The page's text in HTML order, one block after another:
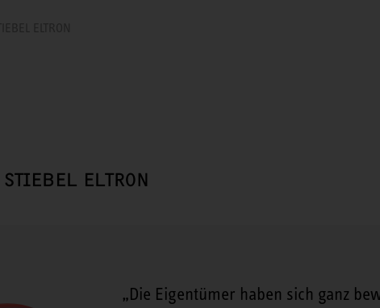
ELTRON
Die Eigentümer haben sich ganz